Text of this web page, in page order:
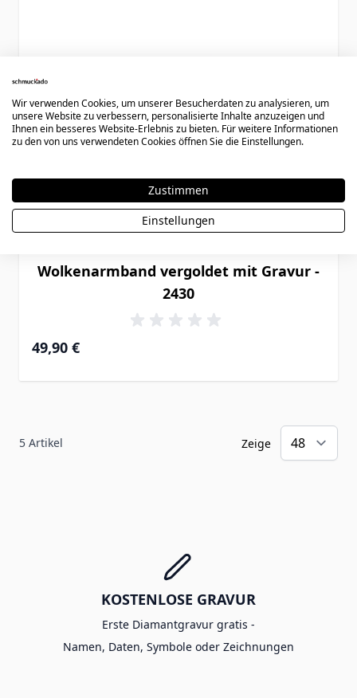
Wolkenarmband vergoldet mit Gravur -
2430
49,90 €
5 Artikel Zeige
KOSTENLOSE GRAVUR
Erste Diamantgravur gratis -
Namen, Daten, Symbole oder Zeichnungen
Wir verwenden Cookies, um unserer Besucherdaten zu analysieren, um
unsere Website zu verbessern, personalisierte Inhalte anzuzeigen und
Ihnen ein besseres Website-Erlebnis zu bieten. Für weitere Informationen
zu den von uns verwendeten Cookies öffnen Sie die Einstellungen.
Zustimmen
Einstellungen